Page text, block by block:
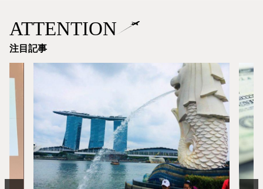
ATTENTION
注目記事